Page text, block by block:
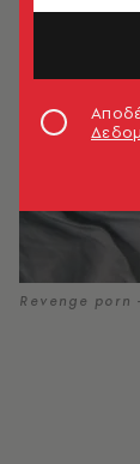
Revenge porn